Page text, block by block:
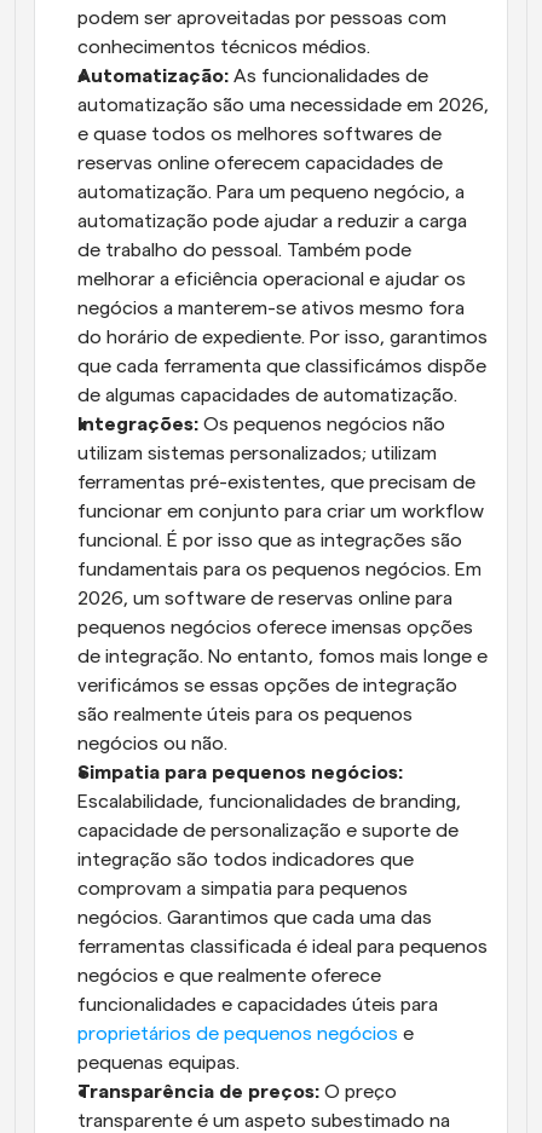
podem ser aproveitadas por pessoas com
conhecimentos técnicos médios.
Automatização: As funcionalidades de
automatização são uma necessidade em 2026,
e quase todos os melhores softwares de
reservas online oferecem capacidades de
automatização. Para um pequeno negócio, a
automatização pode ajudar a reduzir a carga
de trabalho do pessoal. Também pode
melhorar a eficiência operacional e ajudar os
negócios a manterem-se ativos mesmo fora
do horário de expediente. Por isso, garantimos
que cada ferramenta que classificámos dispõe
de algumas capacidades de automatização.
Integrações: Os pequenos negócios não
utilizam sistemas personalizados; utilizam
ferramentas pré-existentes, que precisam de
funcionar em conjunto para criar um workflow
funcional. É por isso que as integrações são
fundamentais para os pequenos negócios. Em
2026, um software de reservas online para
pequenos negócios oferece imensas opções
de integração. No entanto, fomos mais longe e
verificámos se essas opções de integração
são realmente úteis para os pequenos
negócios ou não.
Simpatia para pequenos negócios:
Escalabilidade, funcionalidades de branding,
capacidade de personalização e suporte de
integração são todos indicadores que
comprovam a simpatia para pequenos
negócios. Garantimos que cada uma das
ferramentas classificada é ideal para pequenos
negócios e que realmente oferece
proprietários de pequenos negócios e
pequenas equipas.
Transparência de preços: O preço
transparente é um aspeto subestimado na